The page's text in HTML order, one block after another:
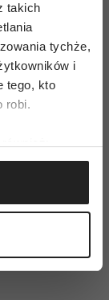
takich
tychże,
i
tego, kto
robi.
lokalizacji
kilku metrów